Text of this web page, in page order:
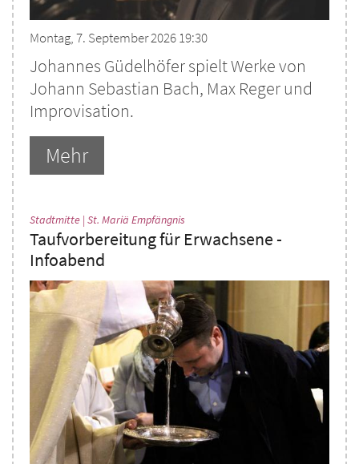
Montag, 7. September 2026 19:30
Johannes Güdelhöfer spielt Werke von
Johann Sebastian Bach, Max Reger und
Improvisation.
Mehr
Stadtmitte | St. Mariä Empfängnis
Taufvorbereitung für Erwachsene -
Infoabend